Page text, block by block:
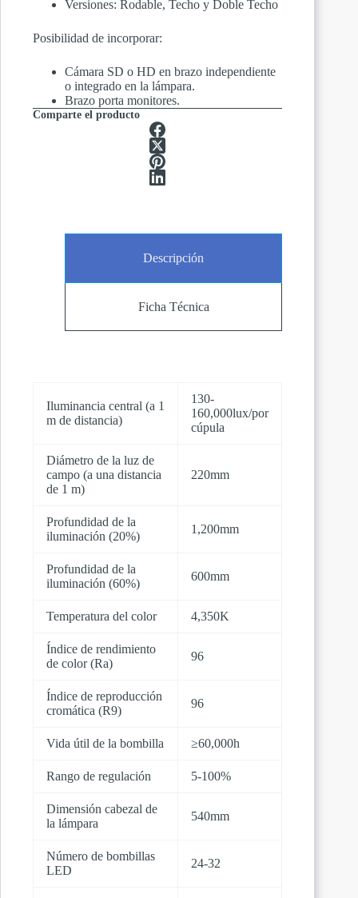
Versiones: Rodable, Techo y Doble Techo
Posibilidad de incorporar:
Cámara SD o HD en brazo independiente
o integrado en la lámpara.
Brazo porta monitores.
Comparte el producto
Descripción
Ficha Técnica
Iluminancia central (a 1
m de distancia)
130-
160,000lux/por
cúpula
Diámetro de la luz de
campo (a una distancia
de 1 m)
220mm
Profundidad de la
iluminación (20%)
1,200mm
Profundidad de la
iluminación (60%)
600mm
Temperatura del color 4,350K
Índice de rendimiento
de color (Ra)
96
Índice de reproducción
cromática (R9)
96
Vida útil de la bombilla ≥60,000h
Rango de regulación 5-100%
Dimensión cabezal de
la lámpara
540mm
Número de bombillas
LED
24-32